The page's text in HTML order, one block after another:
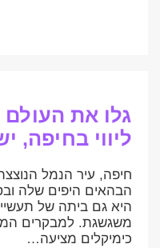
גלו את
ליווי בחיפה,
חיפה, עיר הנמל
הבהאים היפים שלה
היא גם ביתה של
משגשגת. למבקרים
כימיקלים מציעה…